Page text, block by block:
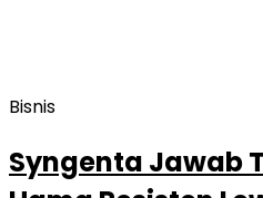
Bisnis
Syngenta Jawab